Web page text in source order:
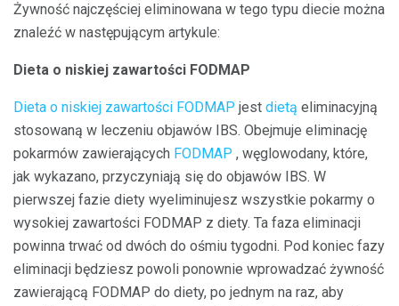
Żywność najczęściej eliminowana w tego typu diecie można
znaleźć w następującym artykule:
Dieta o niskiej zawartości FODMAP
Dieta o niskiej zawartości FODMAP jest dietą eliminacyjną
stosowaną w leczeniu objawów IBS. Obejmuje eliminację
pokarmów zawierających FODMAP , węglowodany, które,
jak wykazano, przyczyniają się do objawów IBS. W
pierwszej fazie diety wyeliminujesz wszystkie pokarmy o
wysokiej zawartości FODMAP z diety. Ta faza eliminacji
powinna trwać od dwóch do ośmiu tygodni. Pod koniec fazy
eliminacji będziesz powoli ponownie wprowadzać żywność
zawierającą FODMAP do diety, po jednym na raz, aby